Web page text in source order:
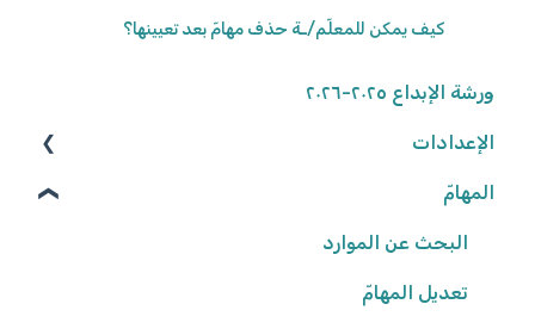
كيف يمكن للمعلّم/ـة حذف مهامّ بعد تعيينها؟
ورشة الإبداع ٢٠٢٥-٢٠٢٦
الإعدادات
الوصول إلى المنصّة
كلمة المرور
البيانات الشّخصيّة
المهامّ
البحث عن الموارد
تعديل المهامّ